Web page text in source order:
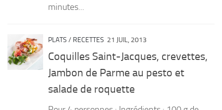
minutes...
PLATS / RECETTES 21 JUIL, 2013
Coquilles Saint-Jacques, crevettes,
Jambon de Parme au pesto et
salade de roquette